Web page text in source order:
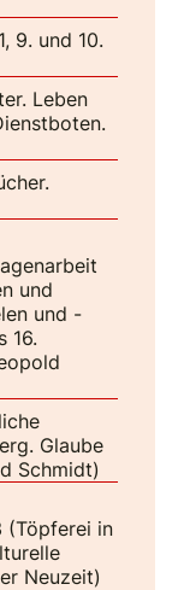
9. und 10.
Leben
und
und -
16.
Glaube
Schmidt)
(Töpferei in
Neuzeit)